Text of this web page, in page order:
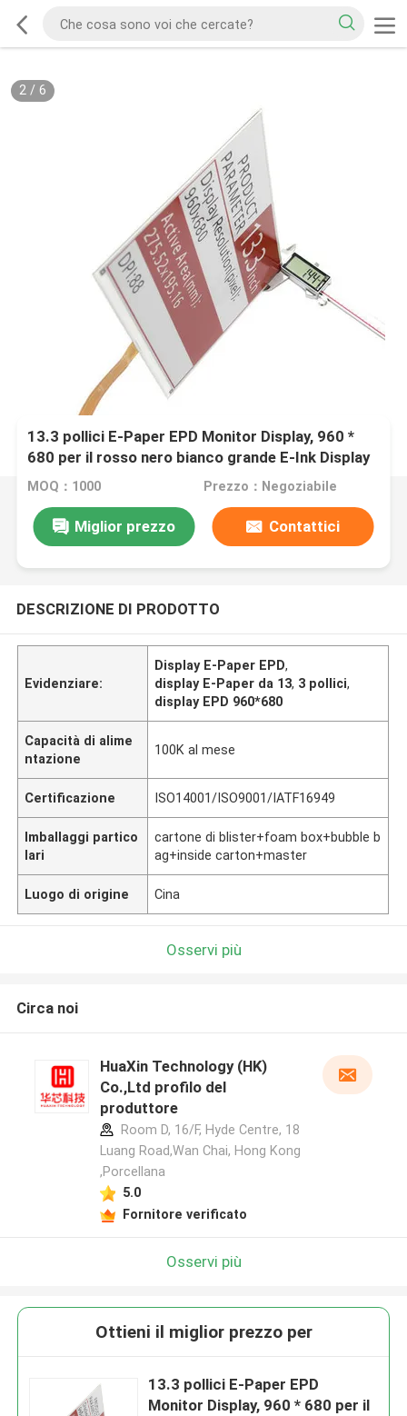
2/ 6
13.3 pollici E-Paper EPD Monitor Display, 960 *
680 per il rosso nero bianco grande E-Ink Display
MOQ：1000 Prezzo：Negoziabile
Miglior prezzo Contattici
DESCRIZIONE DI PRODOTTO
Evidenziare:
Display E-Paper EPD,
display E-Paper da 13, 3 pollici,
display EPD 960*680
Capacità di alime
ntazione
100K al mese
Certificazione ISO14001/ISO9001/IATF16949
Imballaggi partico
lari
cartone di blister+foam box+bubble b
ag+inside carton+master
Luogo di origine Cina
Osservi più
Circa noi
HuaXin Technology (HK)
Co.,Ltd profilo del
produttore
Room D, 16/F, Hyde Centre, 18
Luang Road,Wan Chai, Hong Kong
,Porcellana
5.0
Fornitore verificato
Osservi più
Ottieni il miglior prezzo per
13.3 pollici E-Paper EPD
Monitor Display, 960 * 680 per il